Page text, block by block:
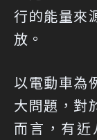
行的能量來
放。
以電動車為
大問題，對
而言，有